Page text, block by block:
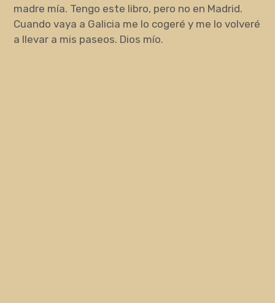
madre mía. Tengo este libro, pero no en Madrid.
Cuando vaya a Galicia me lo cogeré y me lo volveré
a llevar a mis paseos. Dios mío.